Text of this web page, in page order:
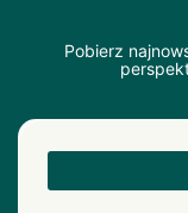
Pobierz